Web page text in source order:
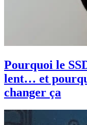
Pourquoi le
lent… et
changer ça